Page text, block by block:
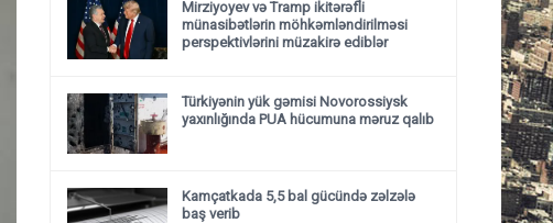
Mirziyoyev və Tramp ikitərəfli
münasibətlərin möhkəmləndirilməsi
perspektivlərini müzakirə ediblər
Türkiyənin yük gəmisi Novorossiysk
yaxınlığında PUA hücumuna məruz qalıb
Kamçatkada 5,5 bal gücündə zəlzələ
baş verib